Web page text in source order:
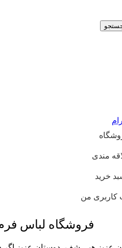
مندی
خرید
من
فروشگاه لباس